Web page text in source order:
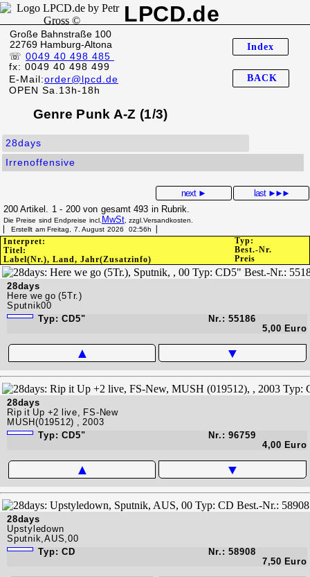
LPCD.de
Große Bahnstraße 100
22769 Hamburg-Altona
☏ 0049 40 498 485
fx: 0049 40 498 499
E-Mail:order@lpcd.de
OPEN Sa.13h-18h
Index
BACK
Genre Punk A-Z (1/3)
28days
Irrenoffensive
next ► last ►►►
200 Artikel. 1 - 200 von gesamt 493 in Rubrik.
Die Preise sind Endpreise incl. MwSt, zzgl.Versandkosten.
▏ Erstellt am Freitag, 7. August 2026 02:56h▕
Interpret:
Titel:
Label(Nr.), Land, Jahr(Zusatzinfo)
Typ:
Best.-Nr.
Preis
28days
Here we go (5Tr.)
Sputnik00
Typ: CD5"
Nr.: 55186
5,00 Euro
▲ ▼
28days
Rip it Up +2 live, FS-New
MUSH(019512) , 2003
Typ: CD5"
Nr.: 96759
4,00 Euro
▲ ▼
28days
Upstyledown
Sputnik,AUS,00
Typ: CD
Nr.: 58908
7,50 Euro